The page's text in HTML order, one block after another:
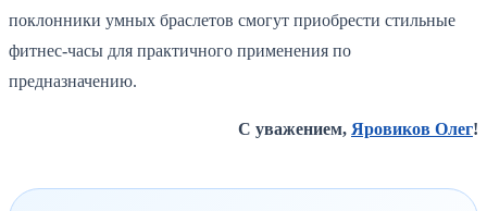
поклонники умных браслетов смогут приобрести стильные
фитнес-часы для практичного применения по
предназначению.
С уважением, Яровиков Олег!